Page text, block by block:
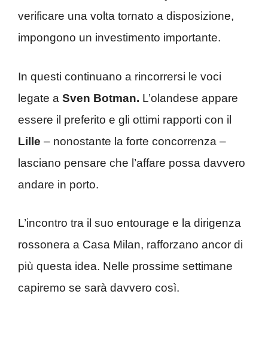
verificare una volta tornato a disposizione,
impongono un investimento importante.
In questi continuano a rincorrersi le voci
legate a Sven Botman. L’olandese appare
essere il preferito e gli ottimi rapporti con il
Lille – nonostante la forte concorrenza –
lasciano pensare che l’affare possa davvero
andare in porto.
L’incontro tra il suo entourage e la dirigenza
rossonera a Casa Milan, rafforzano ancor di
più questa idea. Nelle prossime settimane
capiremo se sarà davvero così.